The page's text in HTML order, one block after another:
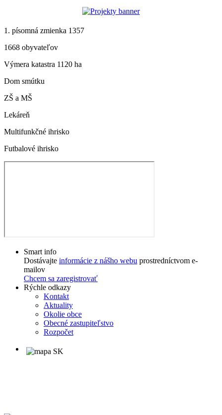
1. písomná zmienka 1357
1668 obyvateľov
Výmera katastra 1120 ha
Dom smútku
ZŠ a MŠ
Lekáreň
Multifunkčné ihrisko
Futbalové ihrisko
Smart info
Dostávajte informácie z nášho webu prostredníctvom e-
mailov
Chcem sa zaregistrovať
Rýchle odkazy
Kontakt
Aktuality
Okolie obce
Obecné zastupiteľstvo
Rozpočet